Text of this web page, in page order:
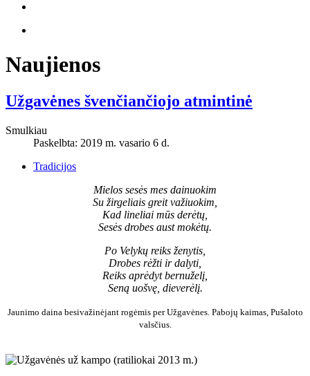
Naujienos
Užgavėnes švenčiančiojo atmintinė
Smulkiau
Paskelbta: 2019 m. vasario 6 d.
Tradicijos
Mielos sesės mes dainuokim
Su žirgeliais greit važiuokim,
Kad lineliai mūs derėtų,
Sesės drobes aust mokėtų.
Po Velykų reiks ženytis,
Drobes rėžti ir dalyti,
Reiks aprėdyt bernuželį,
Seną uošvę, dieverėlį.
Jaunimo daina besivažinėjant rogėmis per Užgavėnes. Pabojų kaimas, Pušaloto
valsčius.